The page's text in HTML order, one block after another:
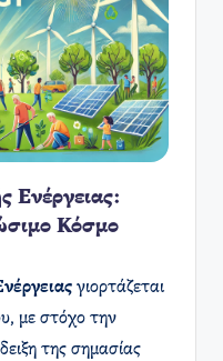
Ενέργειας:
Κόσμο
γιορτάζεται
με στόχο την
της σημασίας